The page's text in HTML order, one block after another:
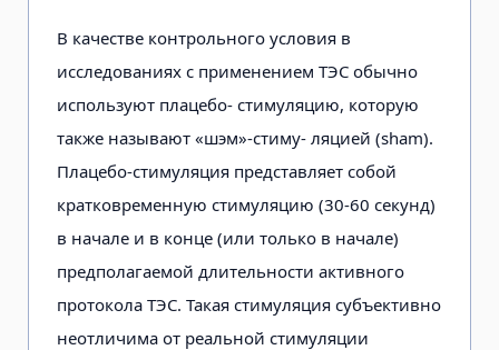
В качестве контрольного условия в
исследованиях с применением ТЭС обычно
используют плацебо- стимуляцию, которую
также называют «шэм»-стиму- ляцией (sham).
Плацебо-стимуляция представляет собой
кратковременную стимуляцию (30-60 секунд)
в начале и в конце (или только в начале)
предполагаемой длительности активного
протокола ТЭС. Такая стимуляция субъективно
неотличима от реальной стимуляции